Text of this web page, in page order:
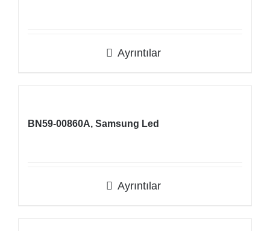
Ayrıntılar
BN59-00860A, Samsung Led
Ayrıntılar